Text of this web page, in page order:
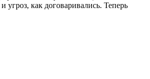
угроз, как договаривались. Теперь